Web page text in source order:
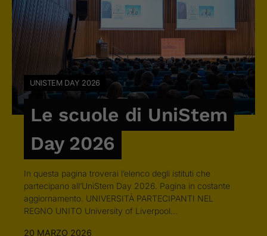
UNISTEM DAY 2026
Le scuole di UniStem
Day 2026
In questa pagina troverai l’elenco degli istituti che
partecipano all’UniStem Day 2026. Pagina in costante
aggiornamento. UNIVERSITÀ PARTECIPANTI NEL
REGNO UNITO University of Liverpool…
20 MARZO 2026